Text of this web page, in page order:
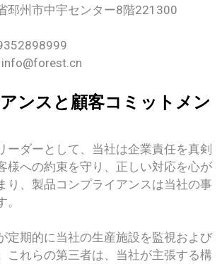
邳州市中宇センター8階221300
info@forest.cn
ンスと顧客コミットメン
ーダーとして、当社は企業責任を真剣
様への約束を守り、正しい対応を心が
り、製品コンプライアンスは当社の事
定期的に当社の生産施設を監視および
これらの第三者は、当社が主張する構